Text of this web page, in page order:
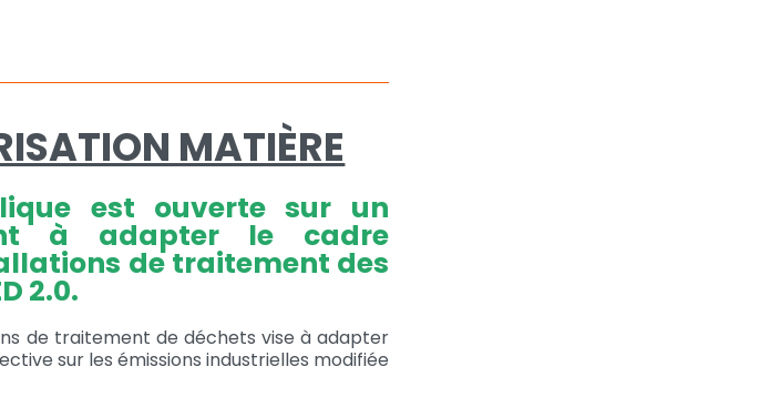
MATIÈRE
est ouverte sur un
à adapter le cadre
de traitement des
2.0.
de traitement de déchets vise à adapter
sur les émissions industrielles modifiée